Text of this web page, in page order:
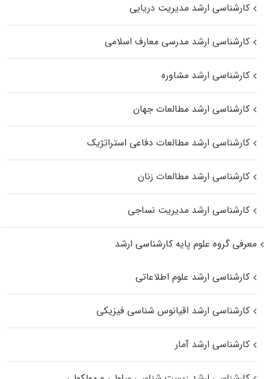
کارشناسی ارشد مدیریت دریایی
کارشناسی ارشد مدرسی معارف اسلامی
کارشناسی ارشد مشاوره
کارشناسی ارشد مطالعات جهان
کارشناسی ارشد مطالعات دفاعی استراتژیک
کارشناسی ارشد مطالعات زنان
کارشناسی ارشد مدیریت نساجی
معرفی گروه علوم پایه کارشناسی ارشد
کارشناسی ارشد علوم اطلاعاتی
کارشناسی ارشد اقیانوس‌ شناسی فیزیکی
کارشناسی ارشد آمار